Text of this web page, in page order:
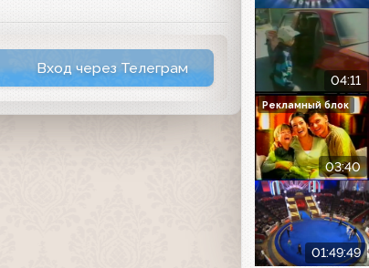
Вход через Телеграм
04:11
03:40
Рекламный блок
01:49:49